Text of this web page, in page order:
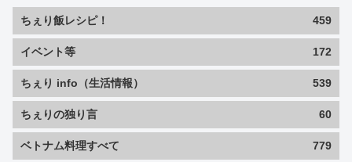
ちぇり飯レシピ！ 459
イベント等 172
ちぇり info（生活情報） 539
ちぇりの独り言 60
ベトナム料理すべて 779